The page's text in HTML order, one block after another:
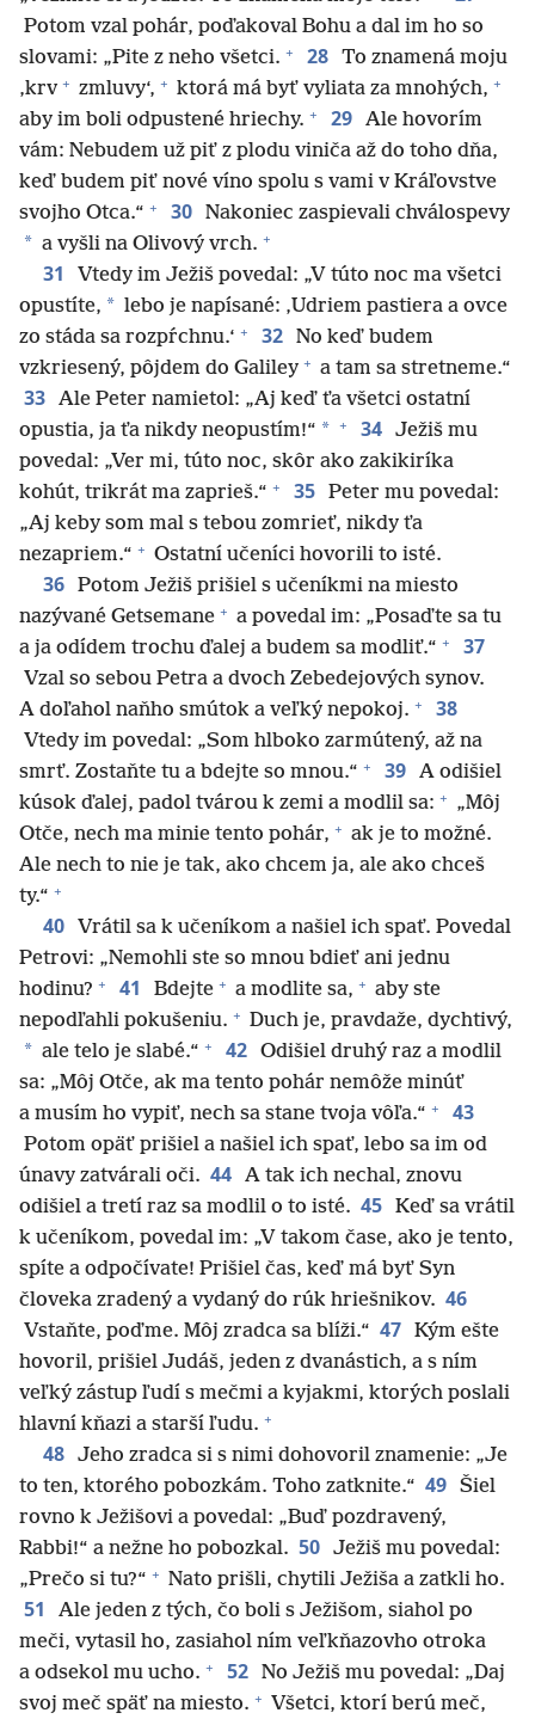
Potom vzal pohár, poďakoval Bohu a dal im ho so
slovami: „Pite z neho všetci. + 28 To znamená moju
‚krv + zmluvy‘, + ktorá má byť vyliata za mnohých, +
aby im boli odpustené hriechy. + 29 Ale hovorím
vám: Nebudem už piť z plodu viniča až do toho dňa,
keď budem piť nové víno spolu s vami v Kráľovstve
svojho Otca.“ + 30 Nakoniec zaspievali chválospevy
* a vyšli na Olivový vrch. +
31
Vtedy im Ježiš povedal: „V túto noc ma všetci
opustíte, * lebo je napísané: ‚Udriem pastiera a ovce
zo stáda sa rozpŕchnu.‘ + 32 No keď budem
vzkriesený, pôjdem do Galiley + a tam sa stretneme.“
33 Ale Peter namietol: „Aj keď ťa všetci ostatní
opustia, ja ťa nikdy neopustím!“ * + 34 Ježiš mu
povedal: „Ver mi, túto noc, skôr ako zakikiríka
kohút, trikrát ma zaprieš.“ + 35 Peter mu povedal:
„Aj keby som mal s tebou zomrieť, nikdy ťa
nezapriem.“ + Ostatní učeníci hovorili to isté.
36 Potom Ježiš prišiel s učeníkmi na miesto
nazývané Getsemane + a povedal im: „Posaďte sa tu
a ja odídem trochu ďalej a budem sa modliť.“ + 37
Vzal so sebou Petra a dvoch Zebedejových synov.
A doľahol naňho smútok a veľký nepokoj. + 38
Vtedy im povedal: „Som hlboko zarmútený, až na
smrť. Zostaňte tu a bdejte so mnou.“ + 39 A odišiel
kúsok ďalej, padol tvárou k zemi a modlil sa: + „Môj
Otče, nech ma minie tento pohár, + ak je to možné.
Ale nech to nie je tak, ako chcem ja, ale ako chceš
ty.“ +
40
Vrátil sa k učeníkom a našiel ich spať. Povedal
Petrovi: „Nemohli ste so mnou bdieť ani jednu
hodinu? + 41 Bdejte + a modlite sa, + aby ste
nepodľahli pokušeniu. + Duch je, pravdaže, dychtivý,
* ale telo je slabé.“ + 42 Odišiel druhý raz a modlil
sa: „Môj Otče, ak ma tento pohár nemôže minúť
a musím ho vypiť, nech sa stane tvoja vôľa.“ + 43
Potom opäť prišiel a našiel ich spať, lebo sa im od
únavy zatvárali oči. 44 A tak ich nechal, znovu
odišiel a tretí raz sa modlil o to isté. 45 Keď sa vrátil
k učeníkom, povedal im: „V takom čase, ako je tento,
spíte a odpočívate! Prišiel čas, keď má byť Syn
človeka zradený a vydaný do rúk hriešnikov. 46
Vstaňte, poďme. Môj zradca sa blíži.“ 47 Kým ešte
hovoril, prišiel Judáš, jeden z dvanástich, a s ním
veľký zástup ľudí s mečmi a kyjakmi, ktorých poslali
hlavní kňazi a starší ľudu. +
48 Jeho zradca si s nimi dohovoril znamenie: „Je
to ten, ktorého pobozkám. Toho zatknite.“ 49 Šiel
rovno k Ježišovi a povedal: „Buď pozdravený,
Rabbi!“ a nežne ho pobozkal. 50 Ježiš mu povedal:
„Prečo si tu?“ + Nato prišli, chytili Ježiša a zatkli ho.
51
Ale jeden z tých, čo boli s Ježišom, siahol po
meči, vytasil ho, zasiahol ním veľkňazovho otroka
a odsekol mu ucho. + 52 No Ježiš mu povedal: „Daj
svoj meč späť na miesto. + Všetci, ktorí berú meč,